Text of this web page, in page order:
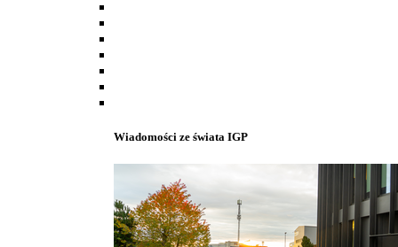
Wiadomości ze świata IGP